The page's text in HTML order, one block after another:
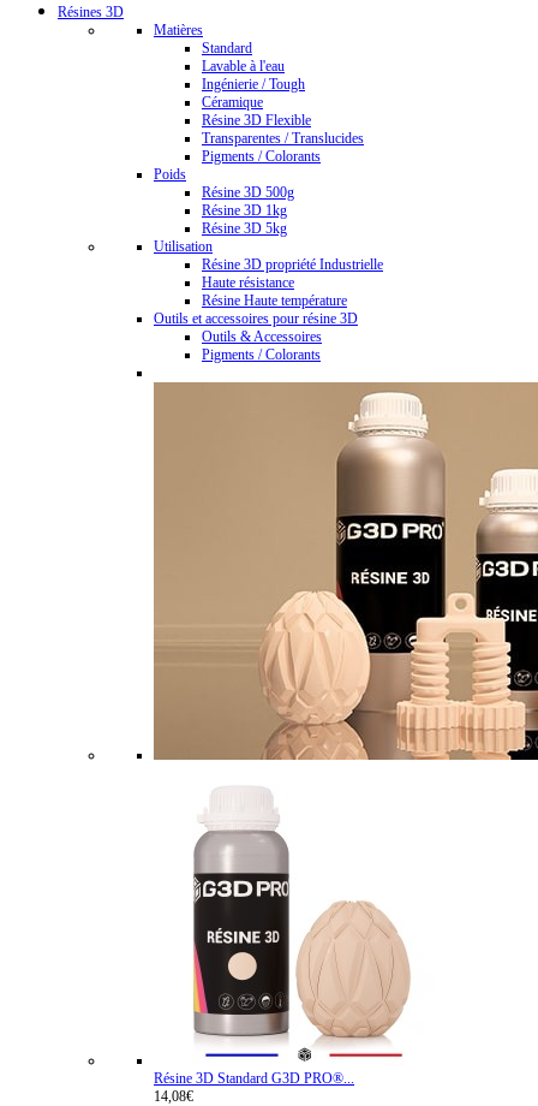
Résines 3D
Matières
Standard
Lavable à l'eau
Ingénierie / Tough
Céramique
Résine 3D Flexible
Transparentes / Translucides
Pigments / Colorants
Poids
Résine 3D 500g
Résine 3D 1kg
Résine 3D 5kg
Utilisation
Résine 3D propriété Industrielle
Haute résistance
Résine Haute température
Outils et accessoires pour résine 3D
Outils & Accessoires
Pigments / Colorants
Résine 3D Standard G3D PRO®...
14,08€